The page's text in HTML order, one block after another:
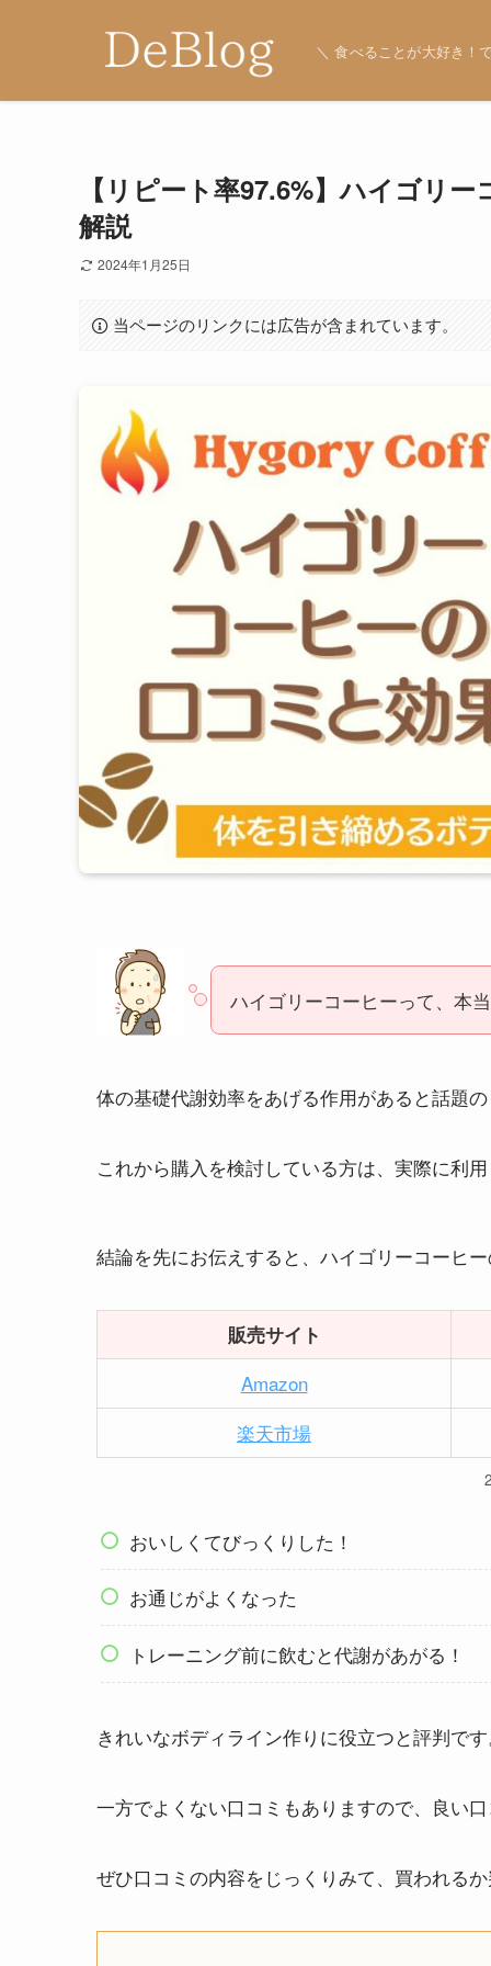
＼ 食べることが大好き！
【リピート率97.6%】ハイゴリ
解説
2024年1月25日
当ページのリンクには広告が含まれています。
ハイゴリーコーヒーって、本
体の基礎代謝効率をあげる作用があると話題
これから購入を検討している方は、実際に利
結論を先にお伝えすると、ハイゴリーコーヒ
販売サイト
Amazon
楽天市場
おいしくてびっくりした！
お通じがよくなった
トレーニング前に飲むと代謝があがる！
きれいなボディライン作りに役立つと評判で
一方でよくない口コミもありますので、良い
ぜひ口コミの内容をじっくりみて、買われる